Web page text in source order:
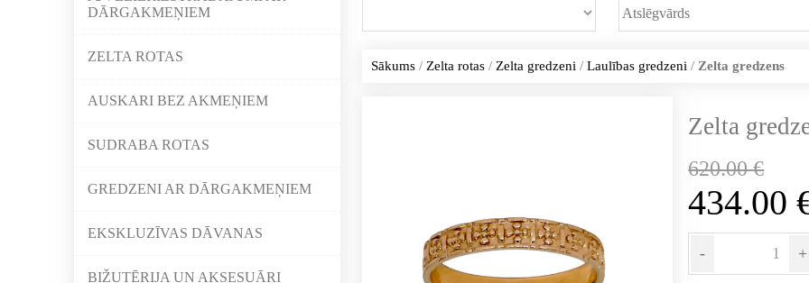
DĀRGAKMEŅIEM
ZELTA ROTAS
AUSKARI BEZ AKMEŅIEM
SUDRABA ROTAS
GREDZENI AR DĀRGAKMEŅIEM
EKSKLUZĪVAS DĀVANAS
BIŽUTĒRIJA UN AKSESUĀRI
Sākums/ Zelta rotas/ Zelta gredzeni / Laulības gredzeni / Zelta gredzens
Zelta
620.00€
434.00
- +